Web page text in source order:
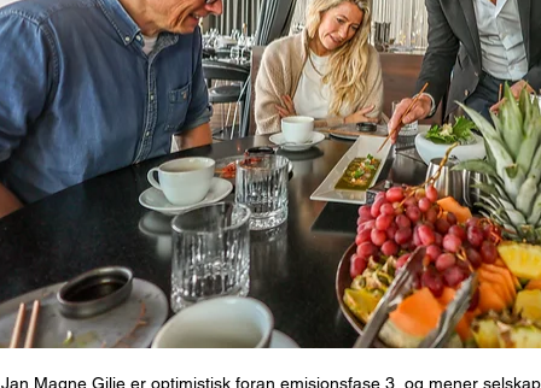
Jan Magne Gilje er optimistisk foran emisjonsfase 3, og mener